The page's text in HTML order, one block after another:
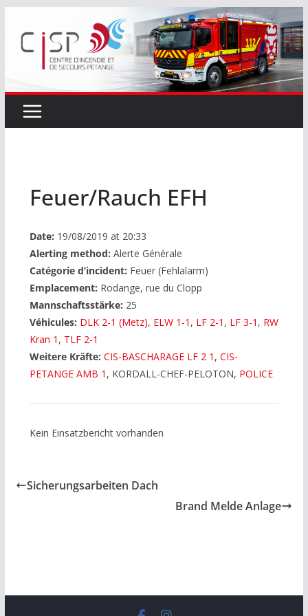
contenu
Feuer/Rauch EFH
Date: 19/08/2019 at 20:33
Alerting method: Alerte Générale
Catégorie d’incident: Feuer (Fehlalarm)
Emplacement: Rodange, rue du Clopp
Mannschaftsstärke: 25
Véhicules: DLK 2-1 (Metz), ELW 1-1 , LF 2-1 , LF 3-1 , RW
Kran 1 , TLF 2-1
Weitere Kräfte: CIS-BASCHARAGE LF 2 1 , CIS-
PETANGE AMB 1 , KORDALL-CHEF-PELOTON, POLICE
Kein Einsatzbericht vorhanden
Sicherungsarbeiten Dach
Brand Melde Anlage